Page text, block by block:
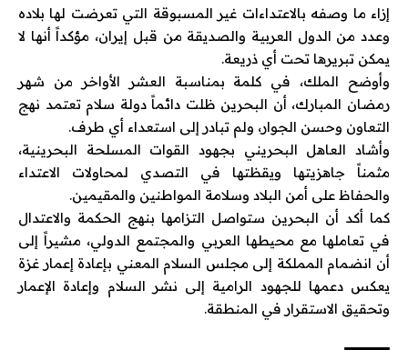
إزاء ما وصفه بالاعتداءات غير المسبوقة التي تعرضت لها بلاده
وعدد من الدول العربية والصديقة من قبل إيران، مؤكداً أنها لا
يمكن تبريرها تحت أي ذريعة.
وأوضح الملك، في كلمة بمناسبة العشر الأواخر من شهر
رمضان المبارك، أن البحرين ظلت دائماً دولة سلام تعتمد نهج
التعاون وحسن الجوار، ولم تبادر إلى استعداء أي طرف.
وأشاد العاهل البحريني بجهود القوات المسلحة البحرينية،
مثمناً جاهزيتها ويقظتها في التصدي لمحاولات الاعتداء
والحفاظ على أمن البلاد وسلامة المواطنين والمقيمين.
كما أكد أن البحرين ستواصل التزامها بنهج الحكمة والاعتدال
في تعاملها مع محيطها العربي والمجتمع الدولي، مشيراً إلى
أن انضمام المملكة إلى مجلس السلام المعني بإعادة إعمار غزة
يعكس دعمها للجهود الرامية إلى نشر السلام وإعادة الإعمار
وتحقيق الاستقرار في المنطقة.